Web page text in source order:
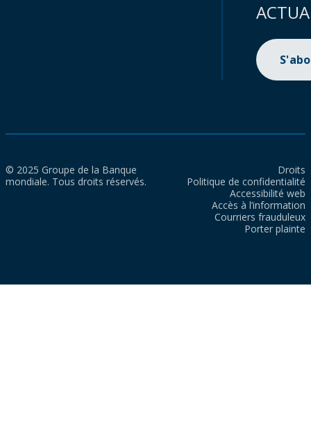
© 2025 Groupe de la Banque
mondiale. Tous droits réservés.
Droits
Politique de confidentialité
Accessibilité web
Accès à l’information
Courriers frauduleux
Porter plainte